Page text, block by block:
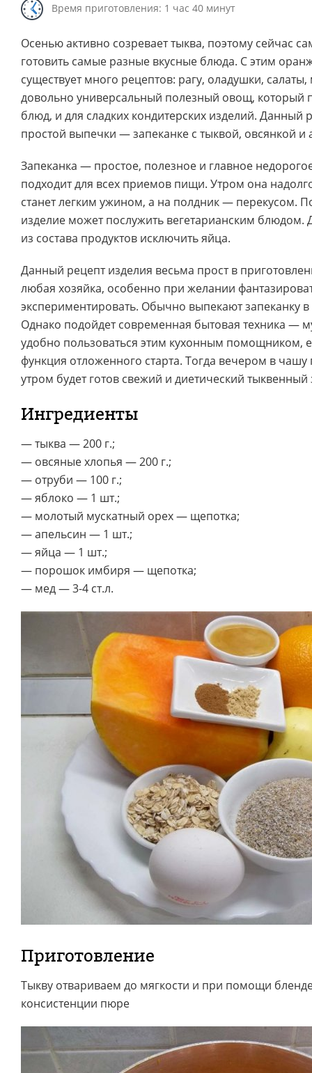
Время приготовления: 1 час 40 минут
Осенью активно созревает тыква, поэтому сейчас
готовить самые разные вкусные блюда. С этим
существует много рецептов: рагу, оладушки,
довольно универсальный полезный овощ, который
блюд, и для сладких кондитерских изделий. Данный
простой выпечки — запеканке с тыквой, овсянкой и
Запеканка — простое, полезное и главное
подходит для всех приемов пищи. Утром она
станет легким ужином, а на полдник — перекусом.
изделие может послужить вегетарианским блюдом.
из состава продуктов исключить яйца.
Данный рецепт изделия весьма прост в
любая хозяйка, особенно при желании
экспериментировать. Обычно выпекают запеканку
Однако подойдет современная бытовая техника —
удобно пользоваться этим кухонным помощником,
функция отложенного старта. Тогда вечером в чашу
утром будет готов свежий и диетический тыквенный
Ингредиенты
— тыква — 200 г.;
— овсяные хлопья — 200 г.;
— отруби — 100 г.;
— яблоко — 1 шт.;
— молотый мускатный орех — щепотка;
— апельсин — 1 шт.;
— яйца — 1 шт.;
— порошок имбиря — щепотка;
— мед — 3-4 ст.л.
Приготовление
Тыкву отвариваем до мягкости и при помощи
консистенции пюре